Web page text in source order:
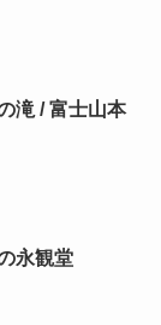
滝 / 富士山本
永観堂